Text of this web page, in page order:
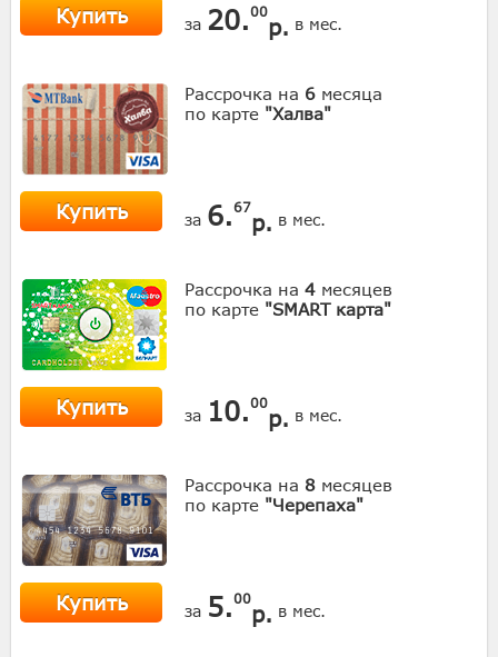
Купить за 20.00
р. в мес.
Рассрочка на 6 месяца
по карте "Халва"
Купить за 6.67
р. в мес.
Рассрочка на 4 месяцев
по карте "SMART карта"
Купить за 10.00
р. в мес.
Рассрочка на 8 месяцев
по карте "Черепаха"
Купить за 5.00
р. в мес.